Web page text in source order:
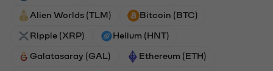
Alien Worlds (TLM) Bitcoin (BTC)
Ripple (XRP) Helium (HNT)
Galatasaray (GAL) Ethereum (ETH)